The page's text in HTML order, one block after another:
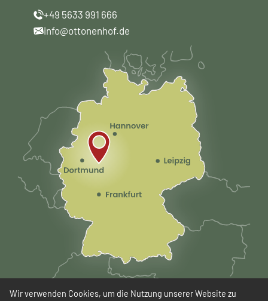
+49 5633 991 666
info@ottonenhof.de
Wir verwenden Cookies, um die Nutzung unserer Website zu